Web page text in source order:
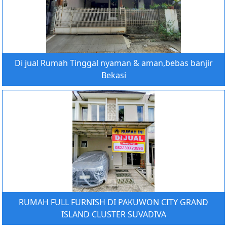
Di jual Rumah Tinggal nyaman & aman,bebas banjir
Bekasi
RUMAH FULL FURNISH DI PAKUWON CITY GRAND
ISLAND CLUSTER SUVADIVA